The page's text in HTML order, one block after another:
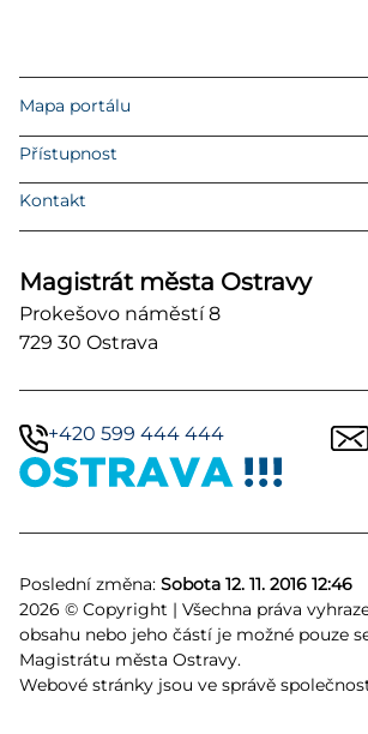
Mapa portálu
Přístupnost
Kontakt
Magistrát města Ostravy
Prokešovo náměstí 8
729 30 Ostrava
+420 599 444 444
Poslední změna: Sobota 12. 11. 2016 12:46
2026 © Copyright | Všechna práva
obsahu nebo jeho částí je možné pouze
Magistrátu města Ostravy.
Webové stránky jsou ve správě